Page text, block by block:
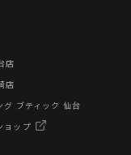
店
店
グ ブティック 仙台
ョップ